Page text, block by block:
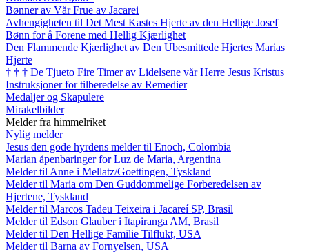
Bønner av Vår Frue av Jacarei
Avhengigheten til Det Mest Kastes Hjerte av den Hellige Josef
Bønn for å Forene med Hellig Kjærlighet
Den Flammende Kjærlighet av Den Ubesmittede Hjertes Marias
Hjerte
† † † De Tjueto Fire Timer av Lidelsene vår Herre Jesus Kristus
Instruksjoner for tilberedelse av Remedier
Medaljer og Skapulere
Mirakelbilder
Melder fra himmelriket
Nylig melder
Jesus den gode hyrdens melder til Enoch, Colombia
Marian åpenbaringer for Luz de Maria, Argentina
Melder til Anne i Mellatz/Goettingen, Tyskland
Melder til Maria om Den Guddommelige Forberedelsen av
Hjertene, Tyskland
Melder til Marcos Tadeu Teixeira i Jacareí SP, Brasil
Melder til Edson Glauber i Itapiranga AM, Brasil
Melder til Den Hellige Familie Tilflukt, USA
Melder til Barna av Fornyelsen, USA